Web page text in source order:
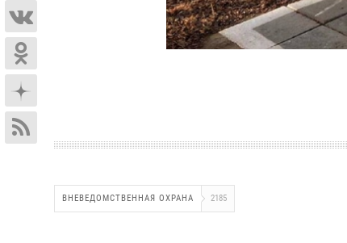
ВНЕВЕДОМСТВЕННАЯ ОХРАНА 2185